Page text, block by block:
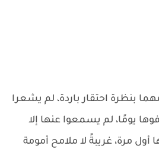
بنظرة احتقار باردة، لم يشعرا
يومًا، لم يسمعوا عنها إلا
أول مرة، غريبةً لا ملامح أمومة